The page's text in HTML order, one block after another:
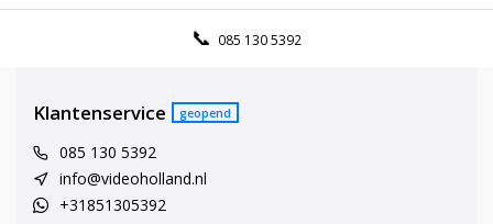
085 130 5392
Klantenservice geopend
085 130 5392
info@videoholland.nl
+31851305392